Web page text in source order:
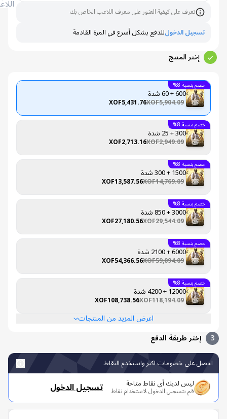
اللاعب تعرف على كيفية العثور على معرف اللاعب الخاص بك
تسجيل الدخولللدفع بشكل أسرع في المرة القادمة
إختر المنتج
600 + 60 شدة
XOF5,904.09
XOF5,431.76
خصم بنسبة 8%
300 + 25 شدة
XOF2,949.09
XOF2,713.16
خصم بنسبة 8%
1500 + 300 شدة
XOF14,769.09
XOF13,587.56
خصم بنسبة 8%
3000 + 850 شدة
XOF29,544.09
XOF27,180.56
خصم بنسبة 8%
6000 + 2100 شدة
XOF59,094.09
XOF54,366.56
خصم بنسبة 8%
12000 + 4200 شدة
XOF118,194.09
XOF108,738.56
خصم بنسبة 8%
اعرض المزيد من المنتجات
إختر طريقة الدفع
على خصومات اكبر واستخدم النقاط
ليس لديك أي نقاط متاحة
قم بتسجيل الدخول لاستخدام نقاط تسجيل الدخول